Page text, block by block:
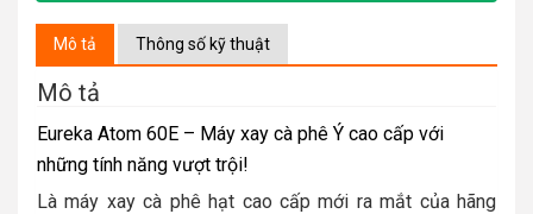
Mô tả Thông số kỹ thuật
Mô tả
Eureka Atom 60E – Máy xay cà phê Ý cao cấp với
những tính năng vượt trội!
Là máy xay cà phê hạt cao cấp mới ra mắt của hãng